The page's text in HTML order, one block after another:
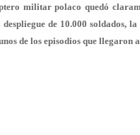
militar polaco quedó
despliegue de 10.000 soldados,
de los episodios que llegaron